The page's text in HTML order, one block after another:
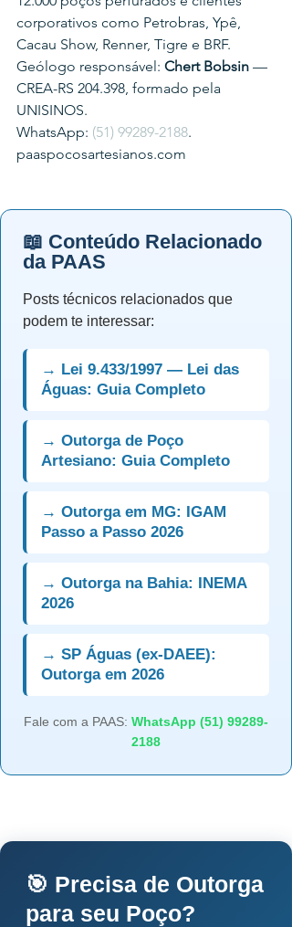
corporativos como Petrobras, Ypê,
Cacau Show, Renner, Tigre e BRF.
Geólogo responsável: Chert Bobsin —
CREA-RS 204.398, formado pela
UNISINOS.
WhatsApp: (51) 99289-2188.
paaspocosartesianos.com
📖 Conteúdo Relacionado
da PAAS
Posts técnicos relacionados que
podem te interessar:
→ Lei 9.433/1997 — Lei das
Águas: Guia Completo
→ Outorga de Poço
Artesiano: Guia Completo
→ Outorga em MG: IGAM
Passo a Passo 2026
→ Outorga na Bahia: INEMA
2026
→ SP Águas (ex-DAEE):
Outorga em 2026
Fale com a PAAS: WhatsApp (51) 99289-
2188
🎯 Precisa de Outorga
para seu Poço?